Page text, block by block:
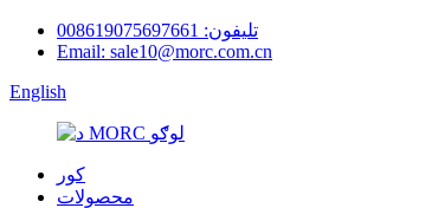
تلیفون: 008619075697661
Email: sale10@morc.com.cn
English
کور
محصولات